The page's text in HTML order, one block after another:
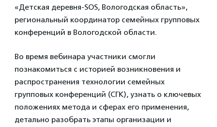
«Детская деревня-SOS, Вологодская область»,
региональный координатор семейных групповых
конференций в Вологодской области.
Во время вебинара участники смогли
познакомиться с историей возникновения и
распространения технологии семейных
групповых конференций (СГК), узнать о ключевых
положениях метода и сферах его применения,
детально разобрать этапы организации и